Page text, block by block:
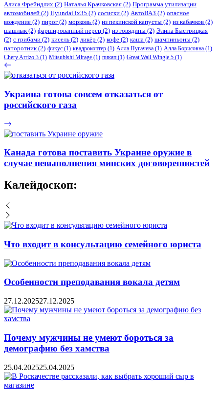
Алиса Фрейндлих (2) Наталья Крачковская (2) Программа утилизации
автомобилей (2) ​Hyundai ix35 (2) сосиски (2) АвтоВАЗ (2) опасное
вождение (2) пирог (2) морковь (2) из пекинской капусты (2) из кабачков (2)
шашлык(2) фаршированный перец (2) из говядины (2) Элина Быстрицкая
(2) с грибами (2) кисель (2) ликёр (2) кофе (2) каша (2) шампиньоны (2)
папоротник(2) фикус (1) квадрокоптер (1) Алла Пугачева (1) Алла Борисовна (1)
Chery Arrizo 3 (1) Mitsubishi Mirage (1) пикап (1) Great Wall Wingle 5 (1)
Украина готова совсем отказаться от
российского газа
Канада готова поставить Украине оружие в
случае невыполнения минских договоренностей
Калейдоскоп:
Что входит в консультацию семейного юриста
Особенности преподавания вокала детям
27.12.202527.12.2025
Почему мужчины не умеют бороться за
демографию без хамства
25.04.202525.04.2025